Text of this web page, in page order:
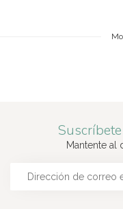
Mantente al